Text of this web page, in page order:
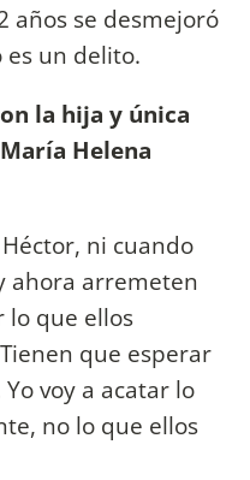
años se desmejoró
es un delito.
la hija y única
Helena
ni cuando
ahora arremeten
lo que ellos
que esperar
voy a acatar lo
no lo que ellos